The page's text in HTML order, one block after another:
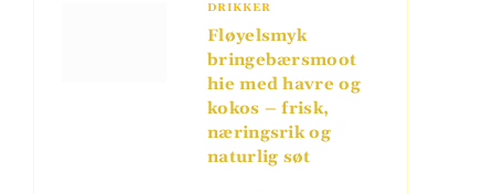
DRIKKER
Fløyelsmyk
bringebærsmoot
hie med havre og
kokos – frisk,
næringsrik og
naturlig søt